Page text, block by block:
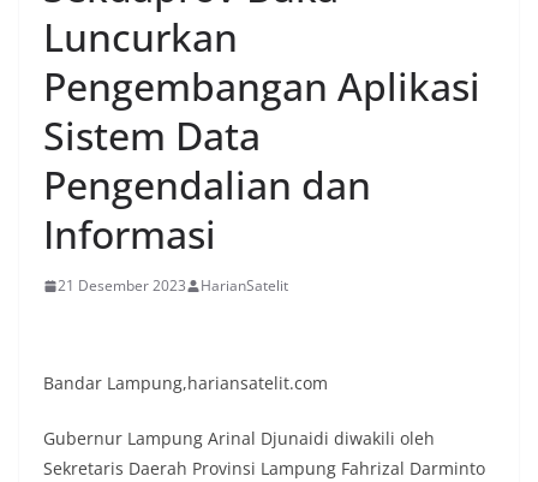
Luncurkan
Pengembangan Aplikasi
Sistem Data
Pengendalian dan
Informasi
21 Desember 2023 HarianSatelit
Bandar Lampung,hariansatelit.com
Gubernur Lampung Arinal Djunaidi diwakili oleh
Sekretaris Daerah Provinsi Lampung Fahrizal Darminto